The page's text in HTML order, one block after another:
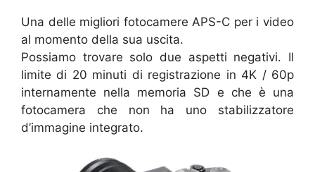
Una delle migliori fotocamere APS-C per i video
al momento della sua uscita.
Possiamo trovare solo due aspetti negativi. Il
limite di 20 minuti di registrazione in 4K / 60p
internamente nella memoria SD e che è una
fotocamera che non ha uno stabilizzatore
d’immagine integrato.